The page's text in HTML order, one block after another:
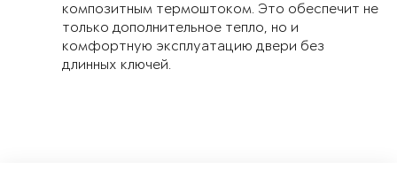
композитным термоштоком. Это обеспечит не
только дополнительное тепло, но и
комфортную эксплуатацию двери без
длинных ключей.